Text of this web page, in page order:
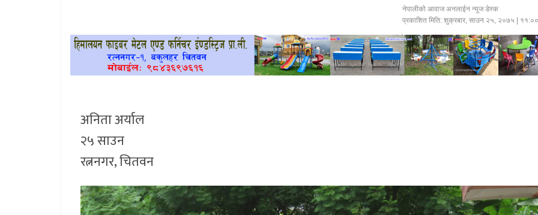
नेपालीको आवाज अनलाईन न्युज डेस्क
प्रकाशित मिति:शुक्रबार, साउन २५, २०७५ |
अनिता अर्याल
२५ साउन
रत्ननगर, चितवन